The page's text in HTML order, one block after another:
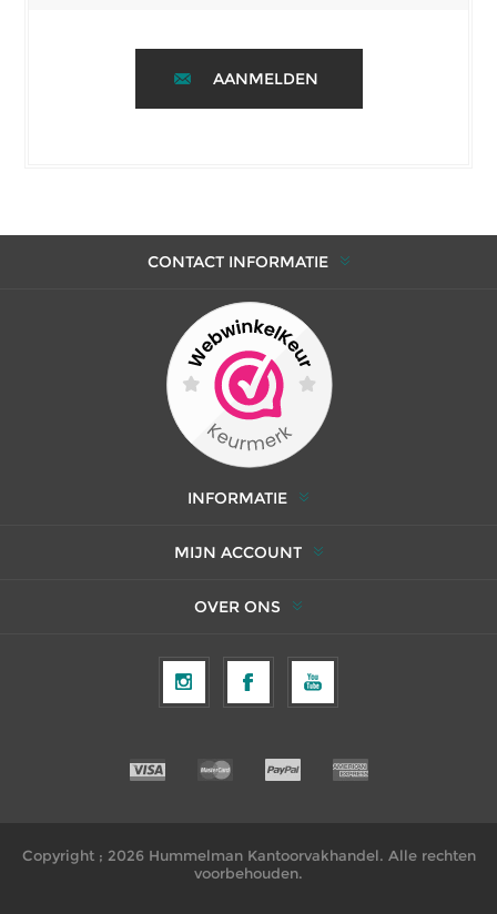
AANMELDEN
CONTACT INFORMATIE
INFORMATIE
MIJN ACCOUNT
OVER ONS
Copyright ; 2026 Hummelman Kantoorvakhandel. Alle rechten
voorbehouden.